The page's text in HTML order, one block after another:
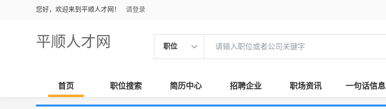
您好，欢迎来到平顺人才网！ 请登录
平顺人才网 职位
首页 职位搜索 简历中心 招聘企业 职场资讯 一句话信息